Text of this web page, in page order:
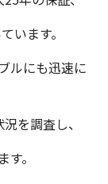
います。
ルにも迅速に
を調査し、
。